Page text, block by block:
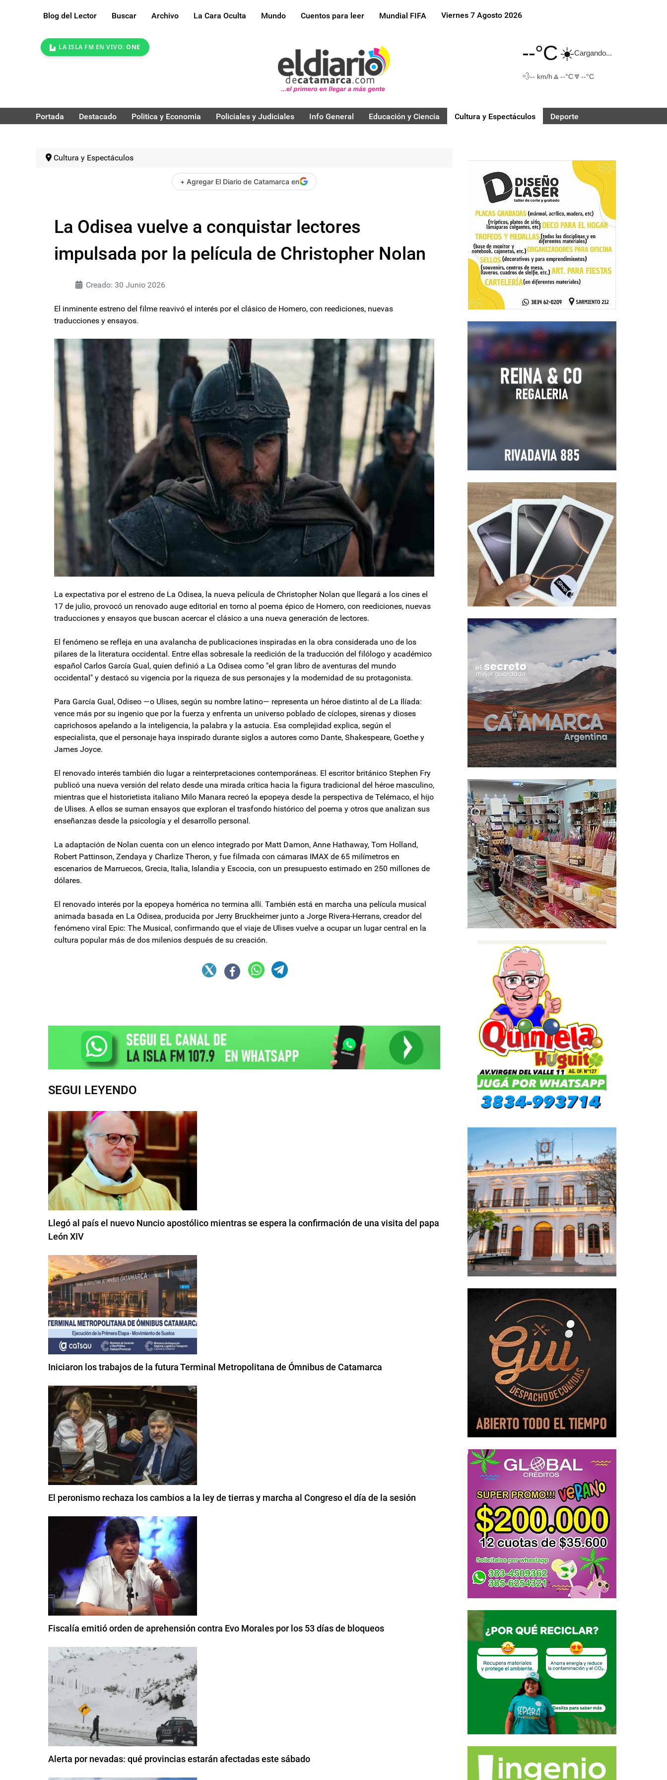
Blog del Lector Buscar Archivo La Cara Oculta Mundo Cuentos para leer Mundial FIFA Viernes 7 Agosto 2026
LA ISLA FM EN VIVO: ONE --°C☀️Cargando...
💨-- km/h 🔼 --°C🔽 --°C
Portada Destacado Politica y Economia Policiales y Judiciales Info General Educación y Ciencia Cultura y Espectáculos Deporte
Cultura y Espectáculos
+ Agregar El Diario de Catamarca en
La Odisea vuelve a conquistar lectores
impulsada por la película de Christopher Nolan
Creado: 30 Junio 2026
El inminente estreno del filme reavivó el interés por el clásico de Homero, con reediciones, nuevas
traducciones y ensayos.
La expectativa por el estreno de La Odisea, la nueva película de Christopher Nolan que llegará a los cines el
17 de julio, provocó un renovado auge editorial en torno al poema épico de Homero, con reediciones, nuevas
traducciones y ensayos que buscan acercar el clásico a una nueva generación de lectores.
El fenómeno se refleja en una avalancha de publicaciones inspiradas en la obra considerada uno de los
pilares de la literatura occidental. Entre ellas sobresale la reedición de la traducción del filólogo y académico
español Carlos García Gual, quien definió a La Odisea como "el gran libro de aventuras del mundo
occidental" y destacó su vigencia por la riqueza de sus personajes y la modernidad de su protagonista.
Para García Gual, Odiseo —o Ulises, según su nombre latino— representa un héroe distinto al de La Ilíada:
vence más por su ingenio que por la fuerza y enfrenta un universo poblado de cíclopes, sirenas y dioses
caprichosos apelando a la inteligencia, la palabra y la astucia. Esa complejidad explica, según el
especialista, que el personaje haya inspirado durante siglos a autores como Dante, Shakespeare, Goethe y
James Joyce.
El renovado interés también dio lugar a reinterpretaciones contemporáneas. El escritor británico Stephen Fry
publicó una nueva versión del relato desde una mirada crítica hacia la figura tradicional del héroe masculino,
mientras que el historietista italiano Milo Manara recreó la epopeya desde la perspectiva de Telémaco, el hijo
de Ulises. A ellos se suman ensayos que exploran el trasfondo histórico del poema y otros que analizan sus
enseñanzas desde la psicología y el desarrollo personal.
La adaptación de Nolan cuenta con un elenco integrado por Matt Damon, Anne Hathaway, Tom Holland,
Robert Pattinson, Zendaya y Charlize Theron, y fue filmada con cámaras IMAX de 65 milímetros en
escenarios de Marruecos, Grecia, Italia, Islandia y Escocia, con un presupuesto estimado en 250 millones de
dólares.
El renovado interés por la epopeya homérica no termina allí. También está en marcha una película musical
animada basada en La Odisea, producida por Jerry Bruckheimer junto a Jorge Rivera-Herrans, creador del
fenómeno viral Epic: The Musical, confirmando que el viaje de Ulises vuelve a ocupar un lugar central en la
cultura popular más de dos milenios después de su creación.
SEGUI LEYENDO
Llegó al país el nuevo Nuncio apostólico mientras se espera la confirmación de una visita del papa
León XIV
Iniciaron los trabajos de la futura Terminal Metropolitana de Ómnibus de Catamarca
El peronismo rechaza los cambios a la ley de tierras y marcha al Congreso el día de la sesión
Fiscalía emitió orden de aprehensión contra Evo Morales por los 53 días de bloqueos
Alerta por nevadas: qué provincias estarán afectadas este sábado